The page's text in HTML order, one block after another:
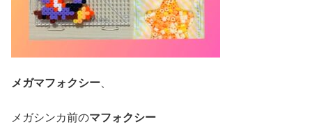
メガマフォクシー
メガシンカ前のマフォクシー